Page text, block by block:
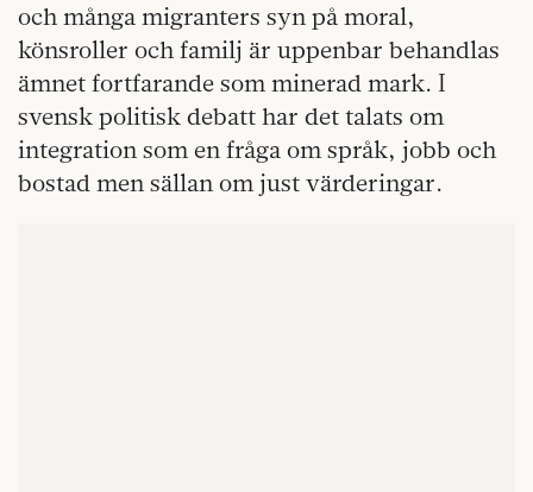
och många migranters syn på moral,
könsroller och familj är uppenbar behandlas
ämnet fortfarande som minerad mark. I
svensk politisk debatt har det talats om
integration som en fråga om språk, jobb och
bostad men sällan om just värderingar.